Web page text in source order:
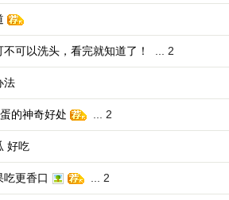
可以洗头，看完就知道了！ 2
法
的神奇好处 2
好吃
吃更香口 2